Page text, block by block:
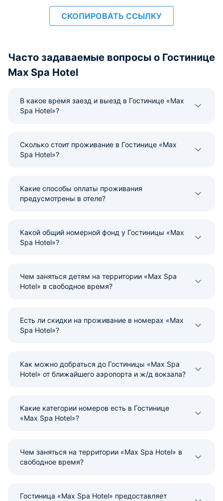
СКОПИРОВАТЬ ССЫЛКУ
Часто задаваемые вопросы о Гостинице
Max Spa Hotel
В какое время заезд и выезд в Гостинице «Max
Spa Hotel»?
Сколько стоит проживание в Гостинице «Max
Spa Hotel»?
Какие способы оплаты проживания
предусмотрены в отеле?
Какой общий номерной фонд у Гостиницы «Max
Spa Hotel»?
Чем заняться детям на территории «Max Spa
Hotel» в свободное время?
Есть ли скидки на проживание в номерах «Max
Spa Hotel»?
Как можно добраться до Гостиницы «Max Spa
Hotel» от ближайшего аэропорта и ж/д вокзала?
Какие категории номеров есть в Гостинице
«Max Spa Hotel»?
Чем заняться на территории «Max Spa Hotel» в
свободное время?
Гостиница «Max Spa Hotel» предоставляет